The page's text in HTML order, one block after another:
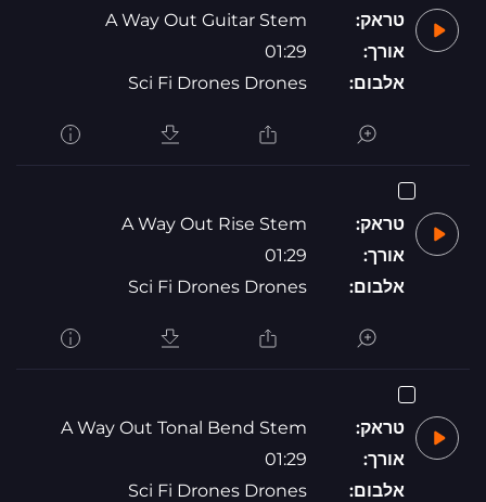
טראק:
A Way Out Guitar Stem
אורך:
01:29
אלבום:
Sci Fi Drones Drones
טראק:
A Way Out Rise Stem
אורך:
01:29
אלבום:
Sci Fi Drones Drones
טראק:
A Way Out Tonal Bend Stem
אורך:
01:29
אלבום:
Sci Fi Drones Drones